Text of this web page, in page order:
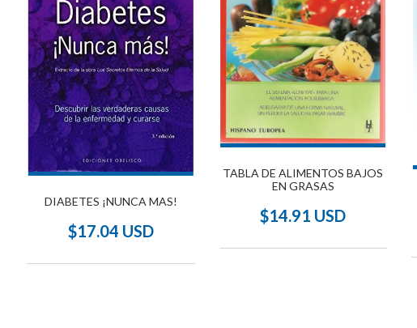
DIABETES ¡NUNCA MAS!
$17.04 USD
TABLA DE ALIMENTOS BAJOS
EN GRASAS
$14.91 USD